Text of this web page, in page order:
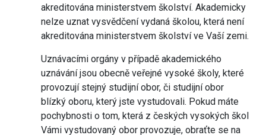
akreditována ministerstvem školství. Akademicky
nelze uznat vysvědčení vydaná školou, která není
akreditována ministerstvem školství ve Vaší zemi.
Uznávacími orgány v případě akademického
uznávání jsou obecně veřejné vysoké školy, které
provozují stejný studijní obor, či studijní obor
blízký oboru, který jste vystudovali. Pokud máte
pochybnosti o tom, která z českých vysokých škol
Vámi vystudovaný obor provozuje, obraťte se na